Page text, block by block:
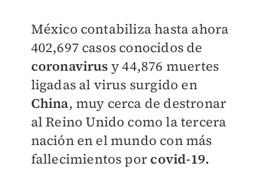
México contabiliza hasta ahora
402,697 casos conocidos de
coronavirus y 44,876 muertes
ligadas al virus surgido en
China, muy cerca de destronar
al Reino Unido como la tercera
nación en el mundo con más
fallecimientos por covid-19.